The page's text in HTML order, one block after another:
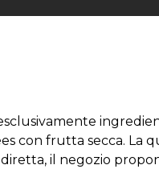
con frutta secca. La
il negozio